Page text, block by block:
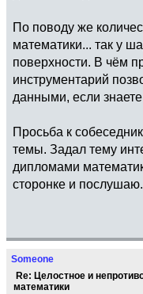
По поводу же
математики... так у
поверхности. В чём
инструментарий
данными, если знаете
Просьба к
темы. Задал тему
дипломами
сторонке и послушаю.
Someone
Re: Целостное и
математики